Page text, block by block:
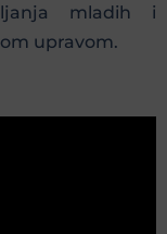
mladih i
upravom.